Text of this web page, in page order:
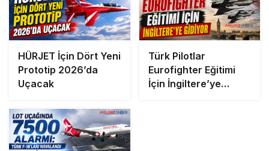
HÜRJET İçin Dört Yeni
Prototip 2026’da
Uçacak
Türk Pilotlar
Eurofighter Eğitimi
İçin İngiltere’ye